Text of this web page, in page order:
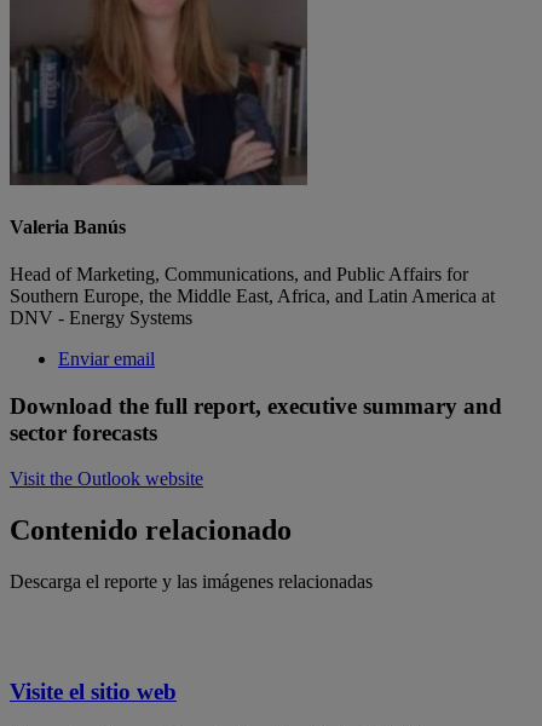
Valeria Banús
Head of Marketing, Communications, and Public Affairs for
Southern Europe, the Middle East, Africa, and Latin America at
DNV - Energy Systems
Enviar email
Download the full report, executive summary and
sector forecasts
Visit the Outlook website
Contenido relacionado
Descarga el reporte y las imágenes relacionadas
Visite el sitio web